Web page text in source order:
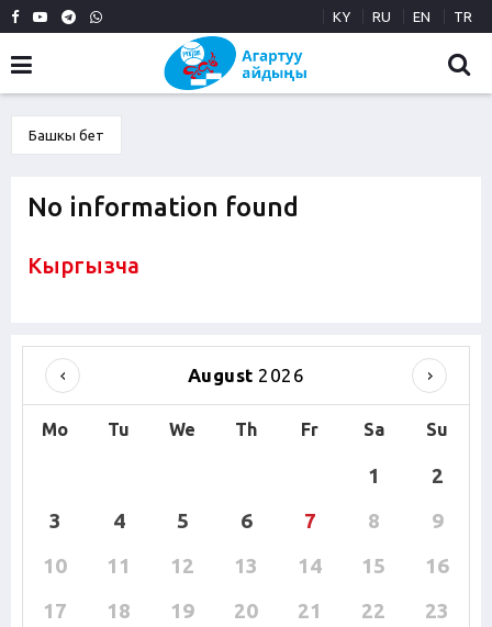
KY RU EN TR
Башкы бет
No information found
Кыргызча
August 2026
Mo Tu We Th Fr Sa Su
1
2
3
4 5 6 7 8
9
10
11 12 13 14 15
16
17
18 19 20 21 22
23